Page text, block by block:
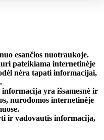
esančios nuotraukoje.
pateikiama internetinėje
nėra tapati informacijai,
yra išsamesnė ir
nurodomos internetinėje
ir vadovautis informacija,